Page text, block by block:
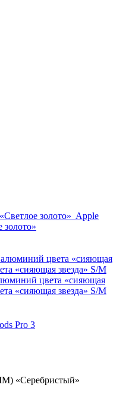
Apple
золото»
цвета «сияющая
«сияющая звезда» S/M
Pro 3
«Серебристый»